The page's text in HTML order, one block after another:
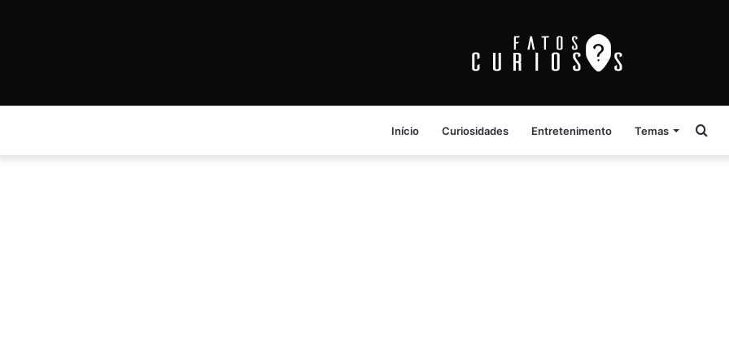
Início Curiosidades Entretenimento Temas